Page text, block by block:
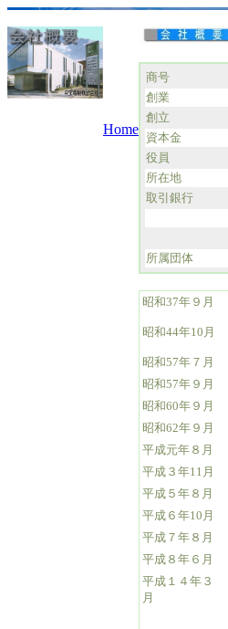
Home
商号
創業
創立
資本金
役員
所在地
取引銀行
所属団体
昭和37年９月
昭和44年10月
昭和57年７月
昭和57年９月
昭和60年９月
昭和62年９月
平成元年８月
平成３年11月
平成５年８月
平成６年10月
平成７年８月
平成８年６月
平成１４年３
月